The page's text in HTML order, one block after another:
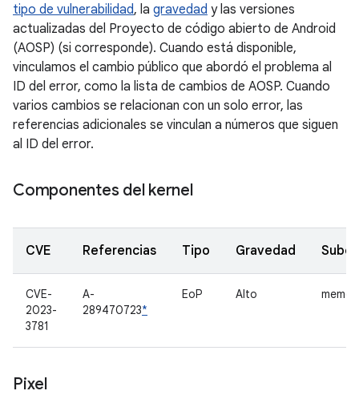
tipo de vulnerabilidad, la gravedad y las versiones
actualizadas del Proyecto de código abierto de Android
(AOSP) (si corresponde). Cuando está disponible,
vinculamos el cambio público que abordó el problema al
ID del error, como la lista de cambios de AOSP. Cuando
varios cambios se relacionan con un solo error, las
referencias adicionales se vinculan a números que siguen
al ID del error.
Componentes del kernel
CVE Referencias Tipo Gravedad
CVE-
2023-
3781
A-
289470723*
EoP Alto
Pixel